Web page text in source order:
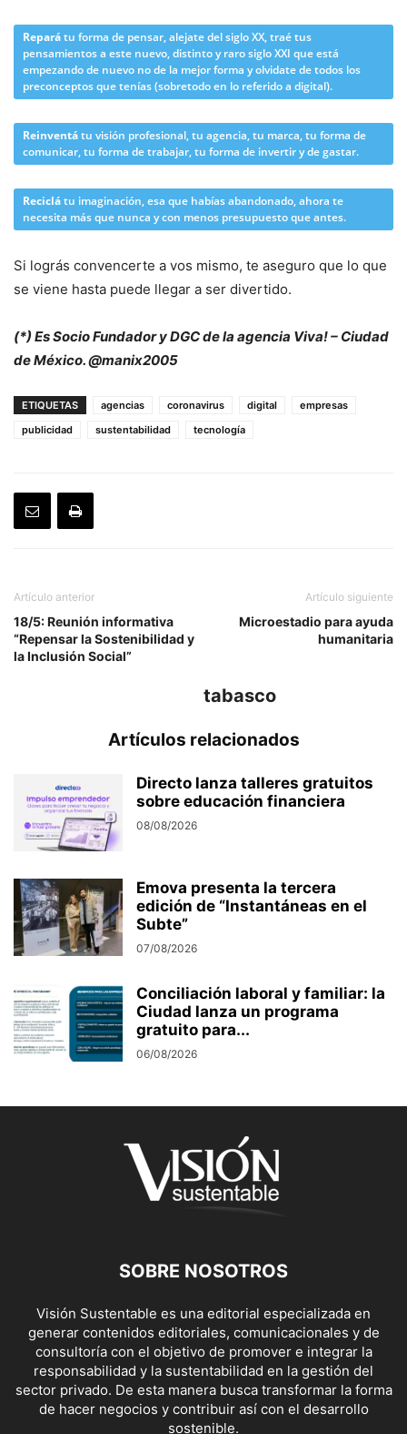
Reparátu forma de pensar, alejate del siglo XX, traé tus
pensamientos a este nuevo, distinto y raro siglo XXI que está
empezando de nuevo no de la mejor forma y olvidate de todos los
preconceptos que tenías (sobretodo en lo referido a digital).
Reinventátu visión profesional, tu agencia, tu marca, tu forma de
comunicar, tu forma de trabajar, tu forma de invertir y de gastar.
Reciclátu imaginación, esa que habías abandonado, ahora te
necesita más que nunca y con menos presupuesto que antes.
Si lográs convencerte a vos mismo, te aseguro que lo que
se viene hasta puede llegar a ser divertido.
(*) Es Socio Fundador y DGC de la agencia Viva! – Ciudad
de México. @manix2005
ETIQUETAS agencias coronavirus digital
empresas
publicidad
sustentabilidad tecnología
Artículo anterior
18/5: Reunión informativa
“Repensar la Sostenibilidad y
la Inclusión Social”
Artículo siguiente
Microestadio para ayuda
humanitaria
tabasco
Artículos relacionados
Directo lanza talleres gratuitos
sobre educación financiera
08/08/2026
Emova presenta la tercera
edición de “Instantáneas en el
Subte”
07/08/2026
Conciliación laboral y familiar: la
Ciudad lanza un programa
gratuito para...
06/08/2026
SOBRE NOSOTROS
Visión Sustentable es una editorial especializada en
generar contenidos editoriales, comunicacionales y de
consultoría con el objetivo de promover e integrar la
responsabilidad y la sustentabilidad en la gestión del
sector privado. De esta manera busca transformar la forma
de hacer negocios y contribuir así con el desarrollo
sostenible.